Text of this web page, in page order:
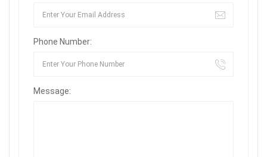
Phone Number:
Message: